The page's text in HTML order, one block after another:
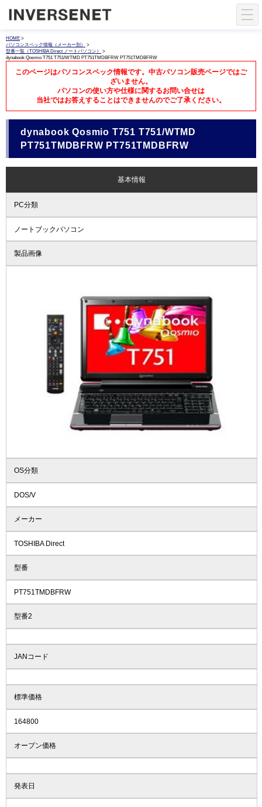
HOME >
パソコンスペック情報（メーカー別）
>
型番一覧（TOSHIBA Direct ノートパソコン）
>
dynabook Qosmio T751 T751/WTMD PT751TMDBFRW PT751TMDBFRW
このページはパソコンスペック情報です。中古パソコン販売ページではご
ざいません。
パソコンの使い方や仕様に関するお問い合せは
当社ではお答えすることはできませんのでご了承ください。
dynabook Qosmio T751 T751/WTMD
PT751TMDBFRW PT751TMDBFRW
基本情報
PC分類
ノートブックパソコン
製品画像
OS分類
DOS/V
メーカー
TOSHIBA Direct
型番
PT751TMDBFRW
型番2
JANコード
標準価格
164800
オープン価格
発表日